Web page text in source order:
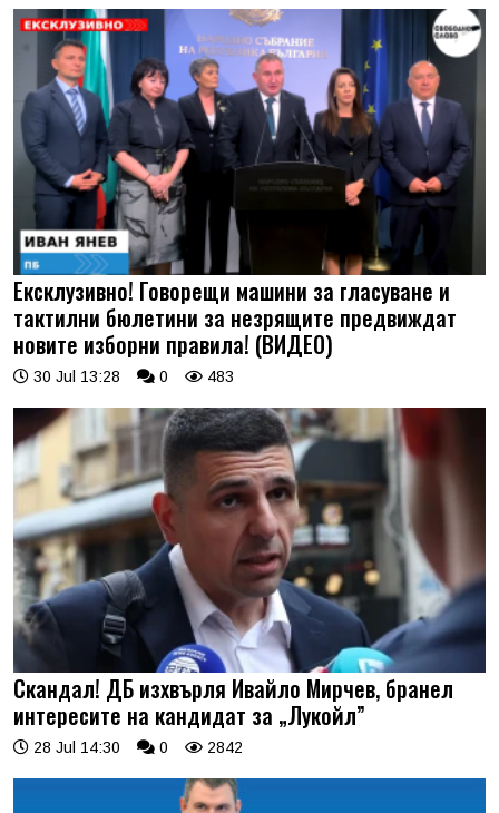
Ексклузивно! Говорещи машини за гласуване и
тактилни бюлетини за незрящите предвиждат
новите изборни правила! (ВИДЕО)
30 Jul 13:28 0 483
Скандал! ДБ изхвърля Ивайло Мирчев, бранел
интересите на кандидат за „Лукойл”
28 Jul 14:30 0 2842